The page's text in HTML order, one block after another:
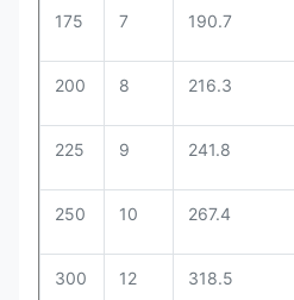
175 7 190.7
200 8 216.3
225 9 241.8
250 10 267.4
300 12 318.5